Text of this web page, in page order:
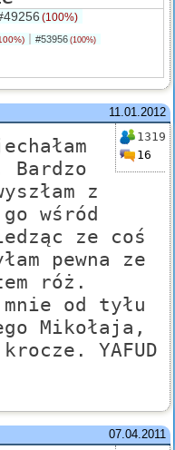
(100%)
#53956 (100%)
11.01.2012
1319
16
Bardzo
z
wśród
ze coś
pewna ze
róż.
od tyłu
Mikołaja,
YAFUD
07.04.2011